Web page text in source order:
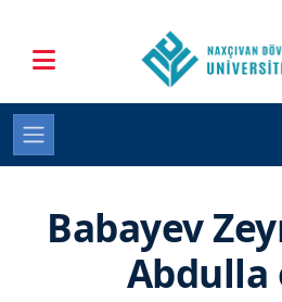
Babayev
Abdulla